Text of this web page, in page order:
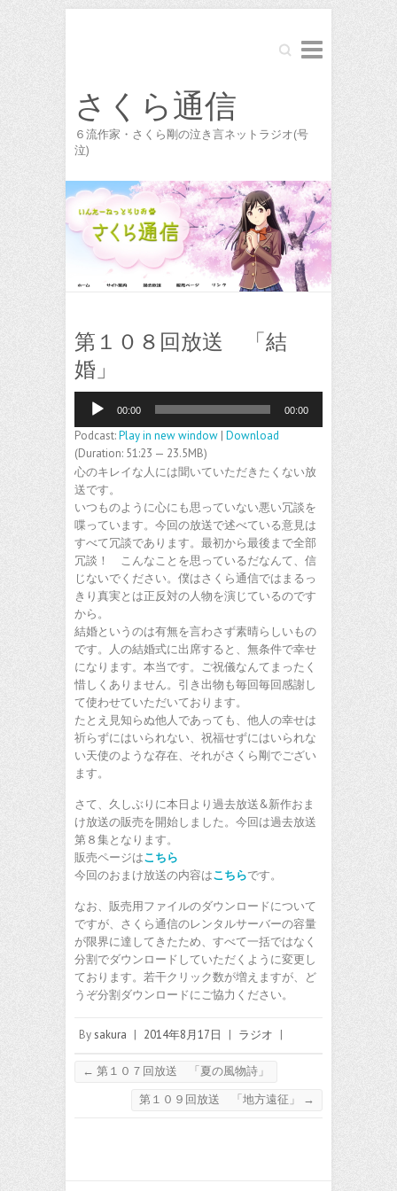
Search
さくら通信
６流作家・さくら剛の泣き言ネットラジオ(号
泣)
第１０８回放送 「結
婚」
プ
レ
ー
ヤ
ー
00:00 00:00
Podcast:Play in new window | Download
(Duration: 51:23 — 23.5MB)
心のキレイな人には聞いていただきたくない放
送です。
いつものように心にも思っていない悪い冗談を
喋っています。今回の放送で述べている意見は
すべて冗談であります。最初から最後まで全部
冗談！ こんなことを思っているだなんて、信
じないでください。僕はさくら通信ではまるっ
きり真実とは正反対の人物を演じているのです
から。
結婚というのは有無を言わさず素晴らしいもの
です。人の結婚式に出席すると、無条件で幸せ
になります。本当です。ご祝儀なんてまったく
惜しくありません。引き出物も毎回毎回感謝し
て使わせていただいております。
たとえ見知らぬ他人であっても、他人の幸せは
祈らずにはいられない、祝福せずにはいられな
い天使のような存在、それがさくら剛でござい
ます。
さて、久しぶりに本日より過去放送&新作おま
け放送の販売を開始しました。今回は過去放送
第８集となります。
販売ページはこちら
今回のおまけ放送の内容はこちらです。
なお、販売用ファイルのダウンロードについて
ですが、さくら通信のレンタルサーバーの容量
が限界に達してきたため、すべて一括ではなく
分割でダウンロードしていただくように変更し
ております。若干クリック数が増えますが、ど
うぞ分割ダウンロードにご協力ください。
Bysakura | 2014年8月17日 | ラジオ |
← 第１０７回放送 「夏の風物詩」
第１０９回放送 「地方遠征」
→